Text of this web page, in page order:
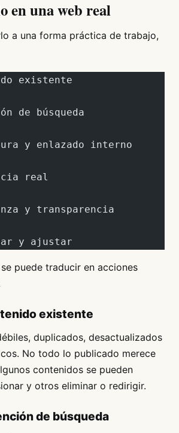
en una web real
a una forma práctica de trabajo,
existente
de búsqueda
y enlazado interno
real
y transparencia
y ajustar
puede traducir en acciones
existente
duplicados, desactualizados
No todo lo publicado merece
contenidos se pueden
y otros eliminar o redirigir.
de búsqueda